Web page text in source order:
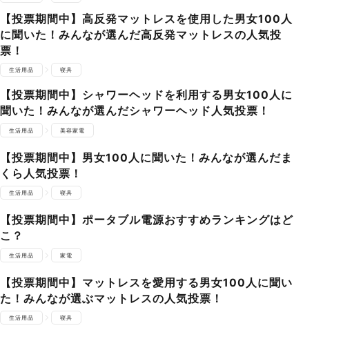
【投票期間中】高反発マットレスを使用した男女100人
に聞いた！みんなが選んだ高反発マットレスの人気投
票！
生活用品 寝具
【投票期間中】シャワーヘッドを利用する男女100人に
聞いた！みんなが選んだシャワーヘッド人気投票！
生活用品 美容家電
【投票期間中】男女100人に聞いた！みんなが選んだま
くら人気投票！
生活用品 寝具
【投票期間中】ポータブル電源おすすめランキングはど
こ？
生活用品 家電
【投票期間中】マットレスを愛用する男女100人に聞い
た！みんなが選ぶマットレスの人気投票！
生活用品 寝具